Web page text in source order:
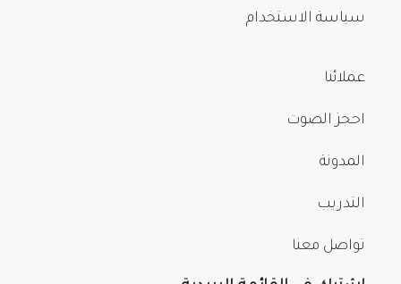
سياسة الاستخدام
عملائنا
احجز الصوت
المدونة
التدريب
تواصل معنا